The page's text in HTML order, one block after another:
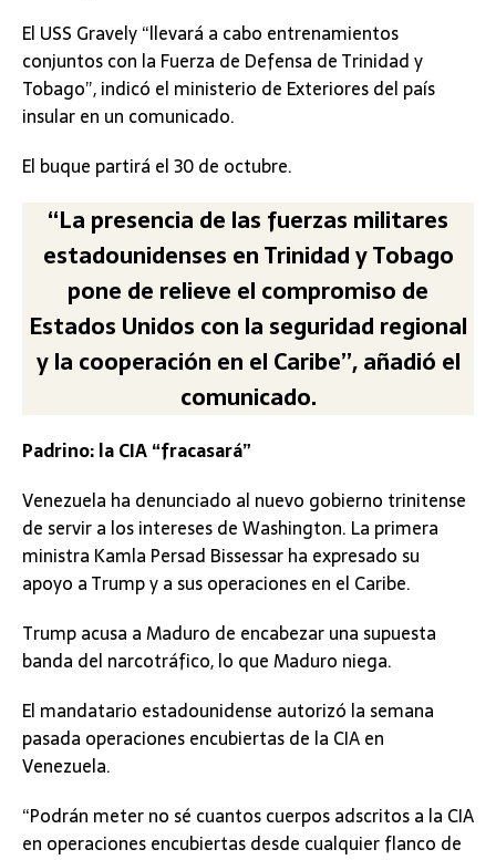
El USS Gravely “llevará a cabo entrenamientos
conjuntos con la Fuerza de Defensa de Trinidad y
Tobago”, indicó el ministerio de Exteriores del país
insular en un comunicado.
El buque partirá el 30 de octubre.
“La presencia de las fuerzas militares
estadounidenses en Trinidad y Tobago
pone de relieve el compromiso de
Estados Unidos con la seguridad regional
y la cooperación en el Caribe”, añadió el
comunicado.
Padrino: la CIA “fracasará”
Venezuela ha denunciado al nuevo gobierno trinitense
de servir a los intereses de Washington. La primera
ministra Kamla Persad Bissessar ha expresado su
apoyo a Trump y a sus operaciones en el Caribe.
Trump acusa a Maduro de encabezar una supuesta
banda del narcotráfico, lo que Maduro niega.
El mandatario estadounidense autorizó la semana
pasada operaciones encubiertas de la CIA en
Venezuela.
“Podrán meter no sé cuantos cuerpos adscritos a la CIA
en operaciones encubiertas desde cualquier flanco de